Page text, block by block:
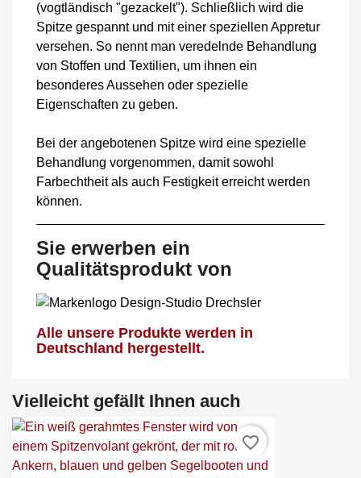
(vogtländisch "gezackelt"). Schließlich wird die
Spitze gespannt und mit einer speziellen Appretur
versehen. So nennt man veredelnde Behandlung
von Stoffen und Textilien, um ihnen ein
besonderes Aussehen oder spezielle
Eigenschaften zu geben.
Bei der angebotenen Spitze wird eine spezielle
Behandlung vorgenommen, damit sowohl
Farbechtheit als auch Festigkeit erreicht werden
können.
Sie erwerben ein
Qualitätsprodukt von
Alle unsere Produkte werden in
Deutschland hergestellt.
Vielleicht gefällt Ihnen auch
favorite_border